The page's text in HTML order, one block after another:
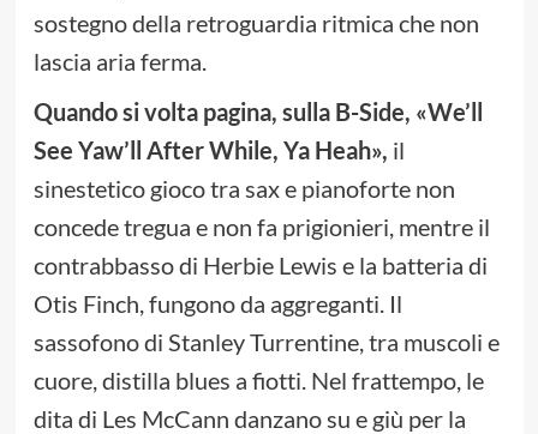
sostegno della retroguardia ritmica che non
lascia aria ferma.
Quando si volta pagina, sulla B-Side, «We’ll
See Yaw’ll After While, Ya Heah», il
sinestetico gioco tra sax e pianoforte non
concede tregua e non fa prigionieri, mentre il
contrabbasso di Herbie Lewis e la batteria di
Otis Finch, fungono da aggreganti. Il
sassofono di Stanley Turrentine, tra muscoli e
cuore, distilla blues a fiotti. Nel frattempo, le
dita di Les McCann danzano su e giù per la